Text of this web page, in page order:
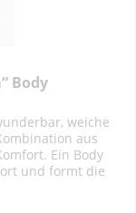
Body
weiche
aus
Ein Body
und formt die